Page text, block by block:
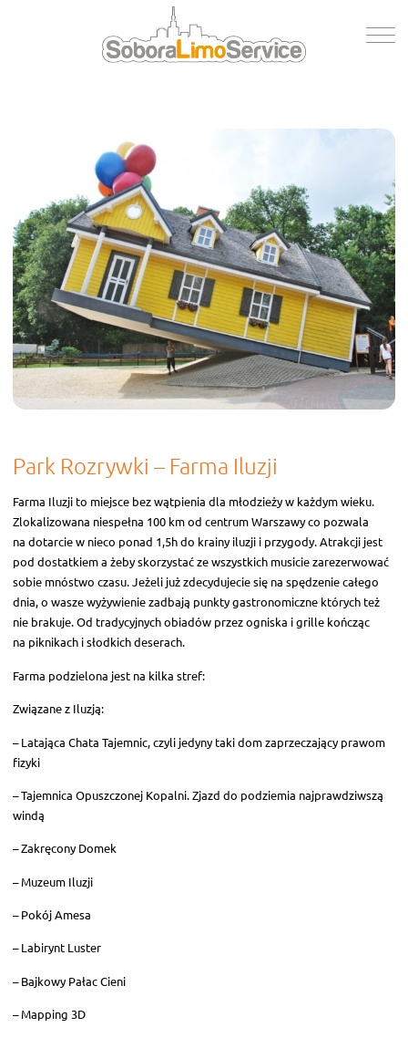
Blog
Referencje
Kontakt
Park Rozrywki – Farma Iluzji
Farma Iluzji to miejsce bez wątpienia dla młodzieży w każdym wieku.
Zlokalizowana niespełna 100 km od centrum Warszawy co pozwala
na dotarcie w nieco ponad 1,5h do krainy iluzji i przygody. Atrakcji jest
pod dostatkiem a żeby skorzystać ze wszystkich musicie zarezerwować
sobie mnóstwo czasu. Jeżeli już zdecydujecie się na spędzenie całego
dnia, o wasze wyżywienie zadbają punkty gastronomiczne których też
nie brakuje. Od tradycyjnych obiadów przez ogniska i grille kończąc
na piknikach i słodkich deserach.
Farma podzielona jest na kilka stref:
Związane z Iluzją:
– Latająca Chata Tajemnic, czyli jedyny taki dom zaprzeczający prawom
fizyki
– Tajemnica Opuszczonej Kopalni. Zjazd do podziemia najprawdziwszą
windą
– Zakręcony Domek
– Muzeum Iluzji
– Pokój Amesa
– Labirynt Luster
– Bajkowy Pałac Cieni
– Mapping 3D